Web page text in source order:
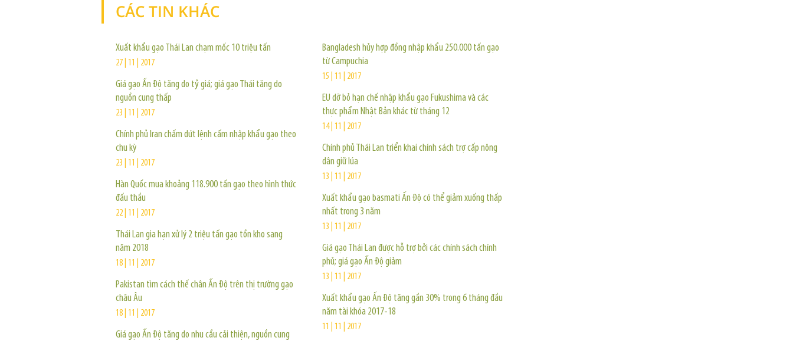
CÁC TIN KHÁC
Xuất khẩu gạo Thái Lan chạm mốc 10 triệu tấn
27 | 11 | 2017
Giá gạo Ấn Độ tăng do tỷ giá; giá gạo Thái tăng do
nguồn cung thấp
23 | 11 | 2017
Chính phủ Iran chấm dứt lệnh cấm nhập khẩu gạo theo
chu kỳ
23 | 11 | 2017
Hàn Quốc mua khoảng 118.900 tấn gạo theo hình thức
đấu thầu
22 | 11 | 2017
Thái Lan gia hạn xử lý 2 triệu tấn gạo tồn kho sang
năm 2018
18 | 11 | 2017
Pakistan tìm cách thế chân Ấn Độ trên thị trường gạo
châu Âu
18 | 11 | 2017
Giá gạo Ấn Độ tăng do nhu cầu cải thiện, nguồn cung
Bangladesh hủy hợp đồng nhập khẩu 250.000 tấn gạo
từ Campuchia
15 | 11 | 2017
EU dỡ bỏ hạn chế nhập khẩu gạo Fukushima và các
thực phẩm Nhật Bản khác từ tháng 12
14 | 11 | 2017
Chính phủ Thái Lan triển khai chính sách trợ cấp nông
dân giữ lúa
13 | 11 | 2017
Xuất khẩu gạo basmati Ấn Độ có thể giảm xuống thấp
nhất trong 3 năm
13 | 11 | 2017
Giá gạo Thái Lan được hỗ trợ bởi các chính sách chính
phủ; giá gạo Ấn Độ giảm
13 | 11 | 2017
Xuất khẩu gạo Ấn Độ tăng gần 30% trong 6 tháng đầu
năm tài khóa 2017-18
11 | 11 | 2017